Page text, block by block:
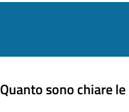
Quanto sono chiare